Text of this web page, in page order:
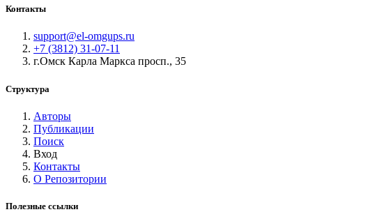
Контакты
support@el-omgups.ru
+7 (3812) 31-07-11
г.Омск Карла Маркса просп., 35
Структура
Авторы
Публикации
Поиск
Вход
Контакты
О Репозитории
Полезные ссылки